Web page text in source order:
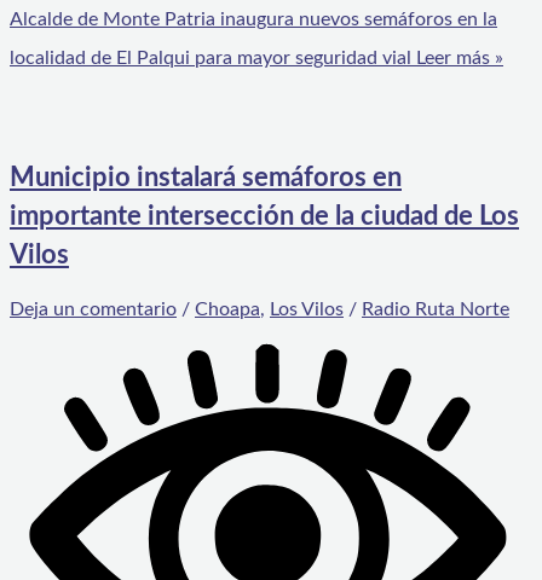
Alcalde de Monte Patria inaugura nuevos semáforos en la
localidad de El Palqui para mayor seguridad vial
Leer más »
Municipio instalará semáforos en
importante intersección de la ciudad de Los
Vilos
Deja un comentario / Choapa, Los Vilos / Radio Ruta Norte